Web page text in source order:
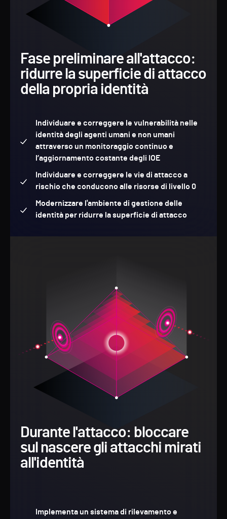
Fase preliminare all'attacco:
ridurre la superficie di attacco
della propria identità
Individuare e correggere le vulnerabilità nelle
identità degli agenti umani e non umani
attraverso un monitoraggio continuo e
l’aggiornamento costante degli IOE
Individuare e correggere le vie di attacco a
rischio che conducono alle risorse di livello 0
Modernizzare l'ambiente di gestione delle
identità per ridurre la superficie di attacco
Durante l'attacco: bloccare
sul nascere gli attacchi mirati
all'identità
Implementa un sistema di rilevamento e